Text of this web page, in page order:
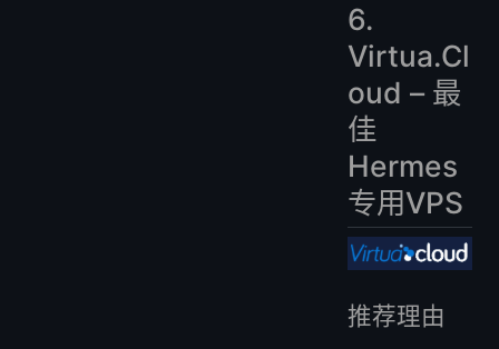
6.
Virtua.Cl
oud – 最
佳
Hermes
专用VPS
推荐理由